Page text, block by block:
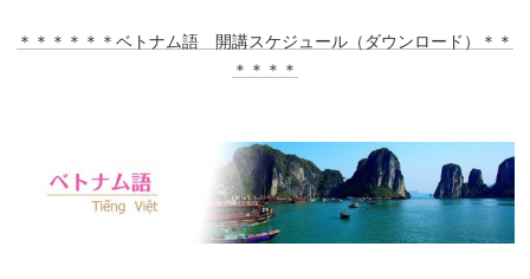
＊＊＊＊＊＊ベトナム語 開講スケジュール（ダウンロード）＊＊
＊＊＊＊